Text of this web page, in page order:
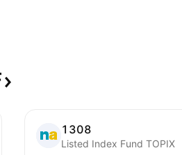
1308
Listed Index Fund TOPIX